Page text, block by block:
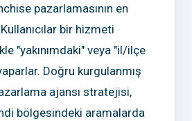
pazarlamasının en
bir hizmeti
"yakınımdaki" veya "il/ilçe
Doğru kurgulanmış
ajansı stratejisi,
bölgesindeki aramalarda